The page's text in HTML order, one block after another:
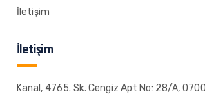
İletişim
İletişim
Kanal, 4765. Sk. Cengiz Apt No: 28/A,